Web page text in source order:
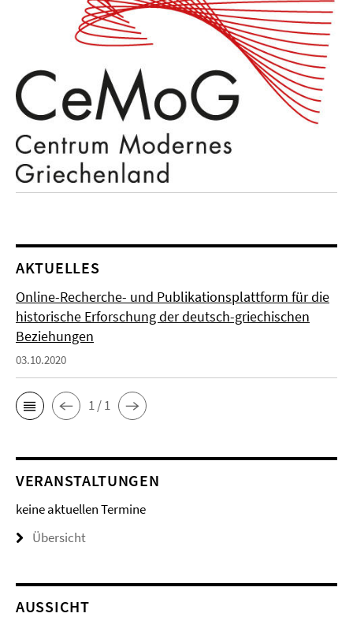
AKTUELLES
Online-Recherche- und Publikationsplattform für die
historische Erforschung der deutsch-griechischen
Beziehungen
03.10.2020
1 / 1
VERANSTALTUNGEN
keine aktuellen Termine
Übersicht
AUSSICHT